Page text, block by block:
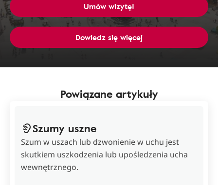
Umów wizytę!
Dowiedz się więcej
Powiązane artykuły
Szumy uszne
Szum w uszach lub dzwonienie w uchu jest
skutkiem uszkodzenia lub upośledzenia ucha
wewnętrznego.